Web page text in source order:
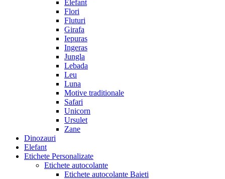
Elefant
Flori
Fluturi
Girafa
Iepuras
Ingeras
Jungla
Lebada
Leu
Luna
Motive traditionale
Safari
Unicorn
Ursulet
Zane
Dinozauri
Elefant
Etichete Personalizate
Etichete autocolante
Etichete autocolante Baieti